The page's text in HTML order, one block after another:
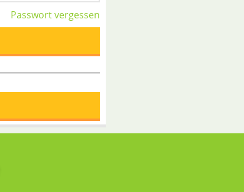
Passwort vergessen